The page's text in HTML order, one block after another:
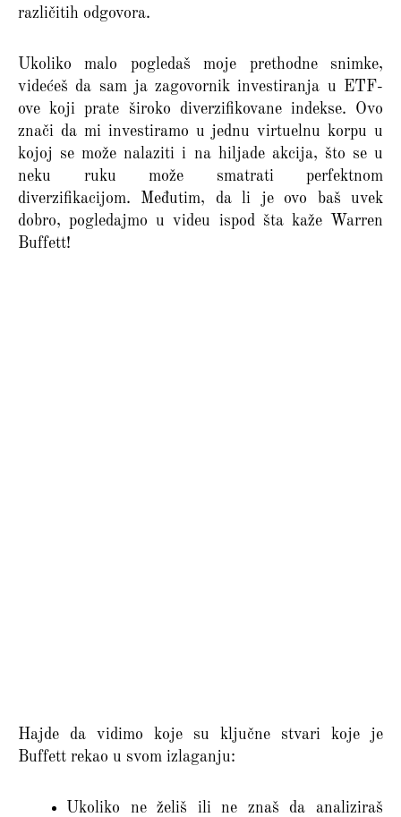
različitih odgovora.
Ukoliko malo pogledaš moje prethodne snimke,
videćeš da sam ja zagovornik investiranja u ETF-
ove koji prate široko diverzifikovane indekse. Ovo
znači da mi investiramo u jednu virtuelnu korpu u
kojoj se može nalaziti i na hiljade akcija, što se u
neku ruku može smatrati perfektnom
diverzifikacijom. Međutim, da li je ovo baš uvek
dobro, pogledajmo u videu ispod šta kaže Warren
Buffett!
Hajde da vidimo koje su ključne stvari koje je
Buffett rekao u svom izlaganju:
Ukoliko ne želiš ili ne znaš da analiziraš